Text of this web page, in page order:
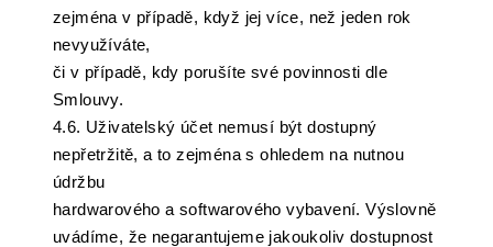
zejména v případě, když jej více, než jeden rok
nevyužíváte,
či v případě, kdy porušíte své povinnosti dle
Smlouvy.
4.6. Uživatelský účet nemusí být dostupný
nepřetržitě, a to zejména s ohledem na nutnou
údržbu
hardwarového a softwarového vybavení. Výslovně
uvádíme, že negarantujeme jakoukoliv dostupnost